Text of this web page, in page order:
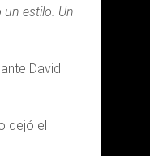
un estilo. Un
David
dejó el